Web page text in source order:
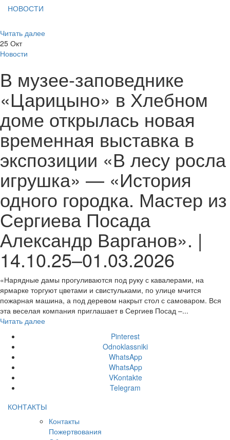
НОВОСТИ
Читать далее
25 Окт
Новости
В музее-заповеднике
«Царицыно» в Хлебном
доме открылась новая
временная выставка в
экспозиции «В лесу росла
игрушка» — «История
одного городка. Мастер из
Сергиева Посада
Александр Варганов». |
14.10.25–01.03.2026
«Нарядные дамы прогуливаются под руку с кавалерами, на
ярмарке торгуют цветами и свистульками, по улице мчится
пожарная машина, а под деревом накрыт стол с самоваром. Вся
эта веселая компания приглашает в Сергиев Посад –...
Читать далее
Pinterest
Odnoklassniki
WhatsApp
WhatsApp
VKontakte
Telegram
КОНТАКТЫ
Контакты
Пожертвования